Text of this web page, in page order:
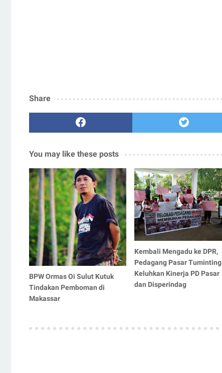
Share
You may like these posts
BPW Ormas Oi Sulut Kutuk
Tindakan Pemboman di
Makassar
Kembali Mengadu ke DPR,
Pedagang Pasar Tuminting
Keluhkan Kinerja PD Pasar
dan Disperindag